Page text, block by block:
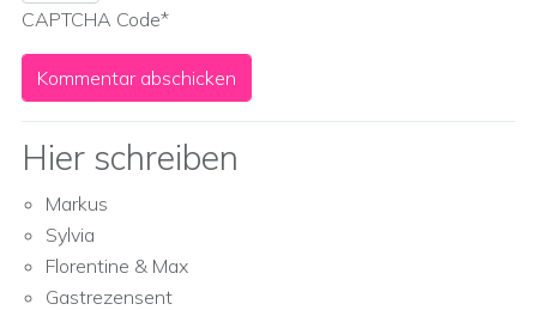
CAPTCHA Code*
Hier schreiben
Markus
Sylvia
Florentine & Max
Gastrezensent